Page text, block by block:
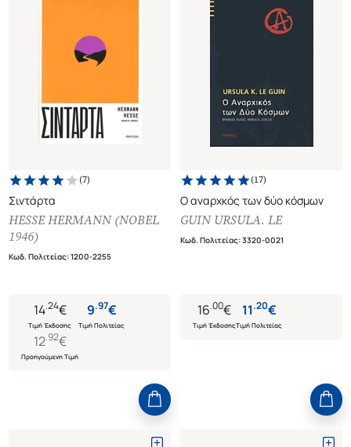
(7)
Σιντάρτα
HESSE HERMANN (NOBEL
1946)
Κωδ. Πολιτείας:1200-2255
14.24€
Τιμή Έκδοσης
12.92€
Προηγούμενη Τιμή
9.97€
Τιμή Πολιτείας
(17)
Ο αναρχκός των δύο κόσμων
GUIN URSULA. LE
Κωδ. Πολιτείας:3320-0021
16.00€
Τιμή Έκδοσης
11.20€
Τιμή Πολιτείας